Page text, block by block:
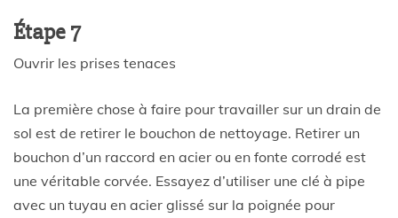
Étape 7
Ouvrir les prises tenaces
La première chose à faire pour travailler sur un drain de
sol est de retirer le bouchon de nettoyage. Retirer un
bouchon d’un raccord en acier ou en fonte corrodé est
une véritable corvée. Essayez d’utiliser une clé à pipe
avec un tuyau en acier glissé sur la poignée pour